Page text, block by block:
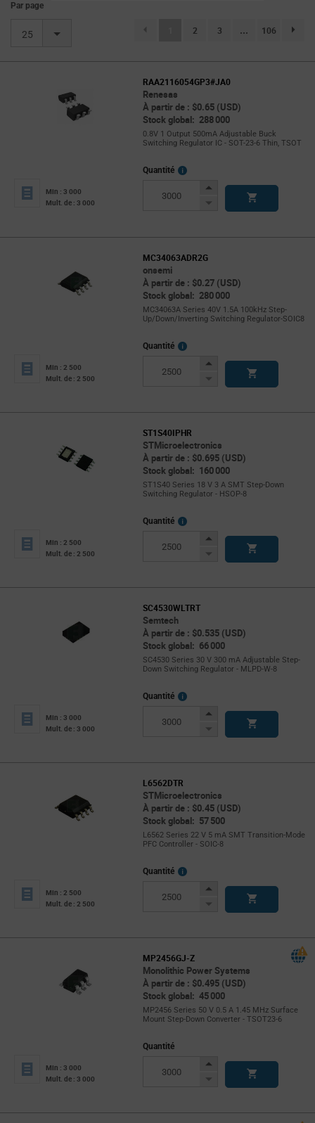
Par page
25 (current)
2 3 ... 106
RAA2116054GP3#JA0
Renesas
À partir de : $0.65 (USD)
Stock global: 288 000
0.8V 1 Output 500mA Adjustable Buck
Switching Regulator IC - SOT-23-6 Thin, TSOT
Min : 3 000
Mult. de : 3 000
Quantité
More
Increase
Decrease
MC34063ADR2G
onsemi
À partir de : $0.27 (USD)
Stock global: 280 000
MC34063A Series 40V 1.5A 100kHz Step-
Up/Down/Inverting Switching Regulator-SOIC8
Min : 2 500
Mult. de : 2 500
Quantité
More
Increase
Decrease
ST1S40IPHR
STMicroelectronics
À partir de : $0.695 (USD)
Stock global: 160 000
ST1S40 Series 18 V 3 A SMT Step-Down
Switching Regulator - HSOP-8
Min : 2 500
Mult. de : 2 500
Quantité
More
Increase
Decrease
SC4530WLTRT
Semtech
À partir de : $0.535 (USD)
Stock global: 66 000
SC4530 Series 30 V 300 mA Adjustable Step-
Down Switching Regulator - MLPD-W-8
Min : 3 000
Mult. de : 3 000
Quantité
More
Increase
Decrease
L6562DTR
STMicroelectronics
À partir de : $0.45 (USD)
Stock global: 57 500
L6562 Series 22 V 5 mA SMT Transition-Mode
PFC Controller - SOIC-8
Min : 2 500
Mult. de : 2 500
Quantité
More
Increase
Decrease
MP2456GJ-Z
Monolithic Power Systems
À partir de : $0.495 (USD)
Stock global: 45 000
MP2456 Series 50 V 0.5 A 1.45 MHz Surface
Mount Step-Down Converter - TSOT23-6
Min : 3 000
Mult. de : 3 000
Quantité
Increase
Decrease